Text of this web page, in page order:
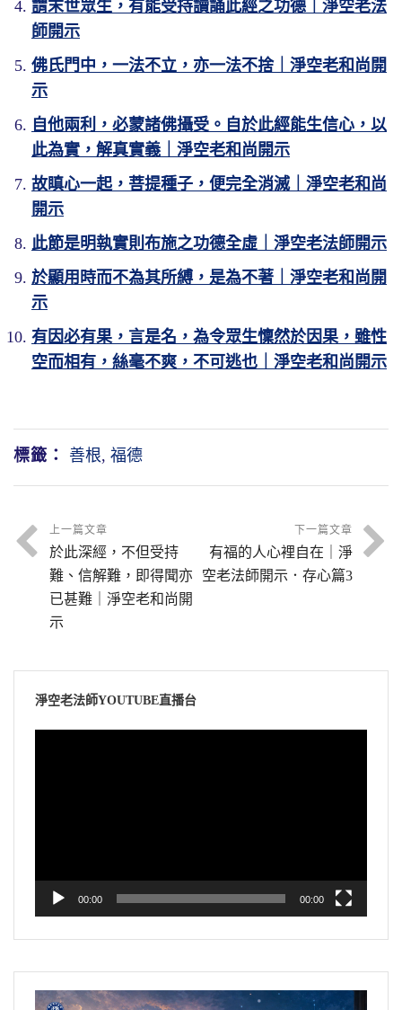
謂末世眾生，有能受持讀誦此經之功德｜淨空老法
師開示
佛氏門中，一法不立，亦一法不捨｜淨空老和尚開
示
自他兩利，必蒙諸佛攝受。自於此經能生信心，以
此為實，解真實義｜淨空老和尚開示
故瞋心一起，菩提種子，便完全消滅｜淨空老和尚
開示
此節是明執實則布施之功德全虛｜淨空老法師開示
於顯用時而不為其所縛，是為不著｜淨空老和尚開
示
有因必有果，言是名，為令眾生懍然於因果，雖性
空而相有，絲毫不爽，不可逃也｜淨空老和尚開示
標籤： 善根, 福德
上一篇文章
於此深經，不但受持
難、信解難，即得聞亦
已甚難｜淨空老和尚開
示
下一篇文章
有福的人心裡自在｜淨
空老法師開示．存心篇3
淨空老法師YOUTUBE直播台
00:00 00:00